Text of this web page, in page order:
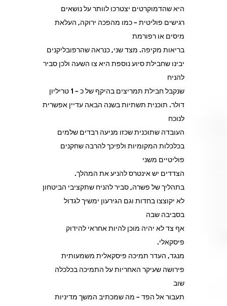
היא שהדמוקרטים יצטרכו לוותר על נושאים
רגישים פוליטית – כמו מהפכה ירוקה, העלאת
מיסים או רפורמת
בריאות מקיפה. מצד שני, כנראה שהרפובליקנים
יבינו שחבילת סיוע נוספת היא צו השעה ולכן סביר
להניח
שנקבל חבילת תמריצים בהיקף של כ – 1 טריליון
דולר. תוכנית תשתיות בשנה הבאה עדיין אפשרית
לנוכח
העובדה שתוכנית שכזו מניעה רבדים שלמים
בכלכלות המקומיות ולפיכך להרבה שחקנים
פוליטיים משני
הצדדים יש אינטרס להניע את המהלך.
בתהליך של פשרה, סביר להניח שתקציבי הביטחון
לא יקוצצו בחדות וגם הגירעון ימשיך לגדול
בסביבה שבה
אף צד לא יהיה מוכן להיות אחראי להידוק
פיסקאלי.
מנגד, העדר תמיכה פיסקאלית משמעותית
פירושה שעיקר האחריות על התמיכה בכלכלה
שוב
תעבור אל הפד – מה שמכתיב המשך מדיניות